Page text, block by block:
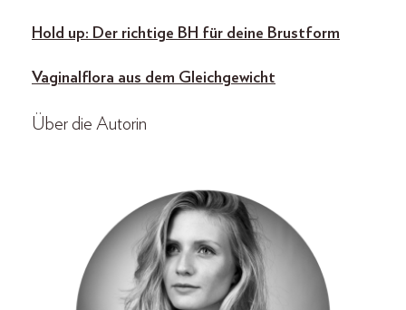
Hold up: Der richtige BH für deine Brustform
Vaginalflora aus dem Gleichgewicht
Über die Autorin